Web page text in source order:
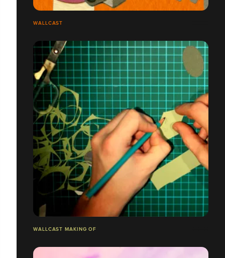
WALLCAST
WALLCAST MAKING OF